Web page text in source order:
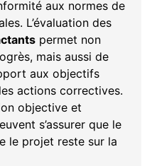
aux normes de
L’évaluation des
permet non
mais aussi de
aux objectifs
actions correctives.
objective et
s’assurer que le
le projet reste sur la